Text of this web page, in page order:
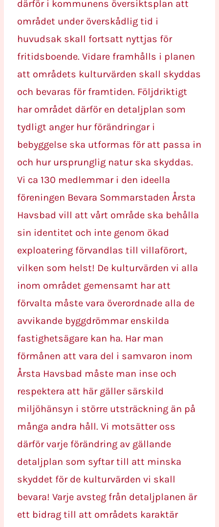
därför i kommunens översiktsplan att
området under överskådlig tid i
huvudsak skall fortsatt nyttjas för
fritidsboende. Vidare framhålls i planen
att områdets kulturvärden skall skyddas
och bevaras för framtiden. Följdriktigt
har området därför en detaljplan som
tydligt anger hur förändringar i
bebyggelse ska utformas för att passa in
och hur ursprunglig natur ska skyddas.
Vi ca 130 medlemmar i den ideella
föreningen Bevara Sommarstaden Årsta
Havsbad vill att vårt område ska behålla
sin identitet och inte genom ökad
exploatering förvandlas till villaförort,
vilken som helst! De kulturvärden vi alla
inom området gemensamt har att
förvalta måste vara överordnade alla de
avvikande byggdrömmar enskilda
fastighetsägare kan ha. Har man
förmånen att vara del i samvaron inom
Årsta Havsbad måste man inse och
respektera att här gäller särskild
miljöhänsyn i större utsträckning än på
många andra håll. Vi motsätter oss
därför varje förändring av gällande
detaljplan som syftar till att minska
skyddet för de kulturvärden vi skall
bevara! Varje avsteg från detaljplanen är
ett bidrag till att områdets karaktär